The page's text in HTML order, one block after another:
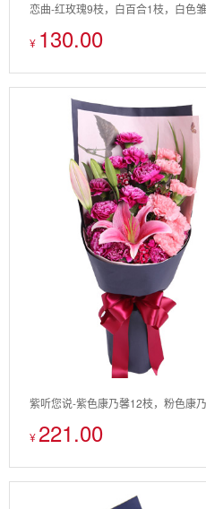
恋曲-红玫瑰9枝，白百合1枝，白色
¥ 130.00
紫听您说-紫色康乃馨12枝，粉色康
¥221.00